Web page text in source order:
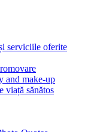
serviciile oferite
and make-up
viață sănătos